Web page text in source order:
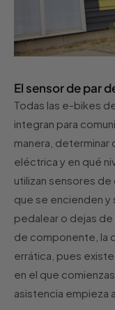
El sensor de par
Todas las e-bikes
integran para
manera, determinar
eléctrica y en qué
utilizan sensores
que se encienden y
pedalear o dejas
de componente, la
errática, pues
en el que
asistencia empieza